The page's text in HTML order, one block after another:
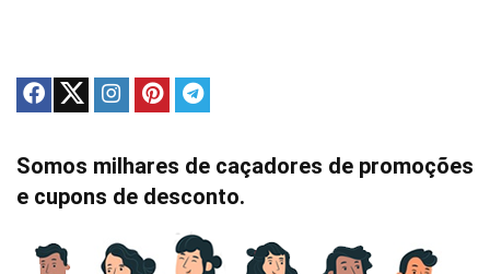
Somos milhares de caçadores de promoções
e cupons de desconto.